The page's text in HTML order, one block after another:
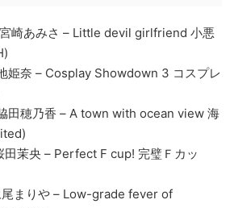
崎あみさ – Little devil girlfriend 小悪
姫奈 – Cosplay Showdown 3 コスプレ
田穂乃香 – A town with ocean view 海
田茉央 – Perfect F cup! 完璧Ｆカッ
まりや – Low-grade fever of